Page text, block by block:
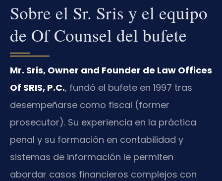
Sobre el Sr. Sris y el equipo
de Of Counsel del bufete
Mr. Sris, Owner and Founder de Law Offices
Of SRIS, P.C., fundó el bufete en 1997 tras
desempeñarse como fiscal (former
prosecutor). Su experiencia en la práctica
penal y su formación en contabilidad y
sistemas de información le permiten
abordar casos financieros complejos con